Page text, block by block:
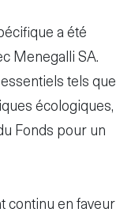
a été
Menegalli SA.
tels que
écologiques,
Fonds pour un
continu en faveur